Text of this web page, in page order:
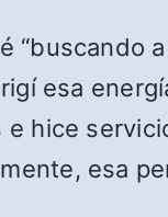
“buscando
esa
e hice
esa